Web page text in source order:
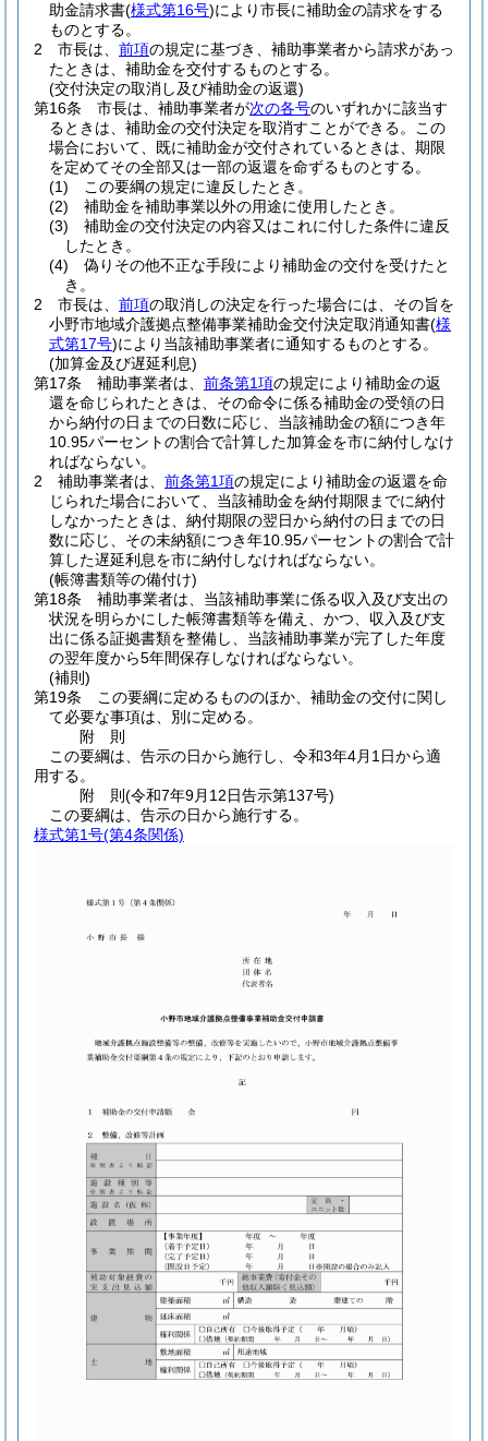
助金請求書(様式第16号)により市長に補助金の請求をする
ものとする。
2
市長は、 前項の規定に基づき、補助事業者から請求があっ
たときは、補助金を交付するものとする。
(交付決定の取消し及び補助金の返還)
第16条
市長は、補助事業者が次の各号のいずれかに該当す
るときは、補助金の交付決定を取消すことができる。
この
場合において、既に補助金が交付されているときは、期限
を定めてその全部又は一部の返還を命ずるものとする。
(1)
この要綱の規定に違反したとき。
(2)
補助金を補助事業以外の用途に使用したとき。
(3)
補助金の交付決定の内容又はこれに付した条件に違反
したとき。
(4)
偽りその他不正な手段により補助金の交付を受けたと
き。
2
市長は、 前項の取消しの決定を行った場合には、その旨を
小野市地域介護拠点整備事業補助金交付決定取消通知書(様
式第17号)により当該補助事業者に通知するものとする。
(加算金及び遅延利息)
第17条
補助事業者は、 前条第1項の規定により補助金の返
還を命じられたときは、その命令に係る補助金の受領の日
から納付の日までの日数に応じ、当該補助金の額につき年
10.95パーセントの割合で計算した加算金を市に納付しなけ
ればならない。
2
補助事業者は、 前条第1項の規定により補助金の返還を命
じられた場合において、当該補助金を納付期限までに納付
しなかったときは、納付期限の翌日から納付の日までの日
数に応じ、その未納額につき年10.95パーセントの割合で計
算した遅延利息を市に納付しなければならない。
(帳簿書類等の備付け)
第18条
補助事業者は、当該補助事業に係る収入及び支出の
状況を明らかにした帳簿書類等を備え、かつ、収入及び支
出に係る証拠書類を整備し、当該補助事業が完了した年度
の翌年度から5年間保存しなければならない。
(補則)
第19条
この要綱に定めるもののほか、補助金の交付に関し
て必要な事項は、別に定める。
附 則
この要綱は、告示の日から施行し、令和3年4月1日から適
用する。
附 則(令和7年9月12日告示第137号)
この要綱は、告示の日から施行する。
様式第1号(第4条関係)